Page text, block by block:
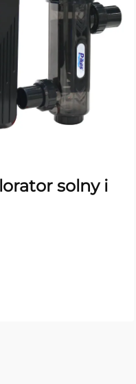
solny i